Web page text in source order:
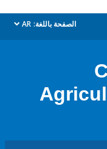
الصفحة باللغة: AR
dropdown